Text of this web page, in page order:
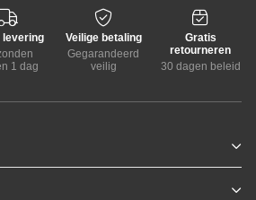
levering
1 dag
Veilige betaling
Gegarandeerd
veilig
Gratis
retourneren
30 dagen beleid